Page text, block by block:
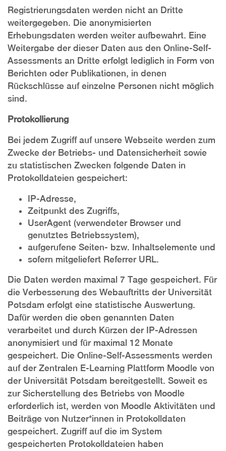
Registrierungsdaten werden nicht an Dritte
weitergegeben. Die anonymisierten
Erhebungsdaten werden weiter aufbewahrt. Eine
Weitergabe der dieser Daten aus den Online-Self-
Assessments an Dritte erfolgt lediglich in Form von
Berichten oder Publikationen, in denen
Rückschlüsse auf einzelne Personen nicht möglich
sind.
Protokollierung
Bei jedem Zugriff auf unsere Webseite werden zum
Zwecke der Betriebs- und Datensicherheit sowie
zu statistischen Zwecken folgende Daten in
Protokolldateien gespeichert:
IP-Adresse,
Zeitpunkt des Zugriffs,
UserAgent (verwendeter Browser und
genutztes Betriebssystem),
aufgerufene Seiten- bzw. Inhaltselemente und
sofern mitgeliefert Referrer URL.
Die Daten werden maximal 7 Tage gespeichert. Für
die Verbesserung des Webauftritts der Universität
Potsdam erfolgt eine statistische Auswertung.
Dafür werden die oben genannten Daten
verarbeitet und durch Kürzen der IP-Adressen
anonymisiert und für maximal 12 Monate
gespeichert. Die Online-Self-Assessments werden
auf der Zentralen E-Learning Plattform Moodle von
der Universität Potsdam bereitgestellt. Soweit es
zur Sicherstellung des Betriebs von Moodle
erforderlich ist, werden von Moodle Aktivitäten und
Beiträge von Nutzer*innen in Protokolldaten
gespeichert. Zugriff auf die im System
gespeicherten Protokolldateien haben